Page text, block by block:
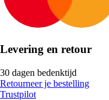
Levering en retour
30 dagen bedenktijd
Retourneer je bestelling
Trustpilot